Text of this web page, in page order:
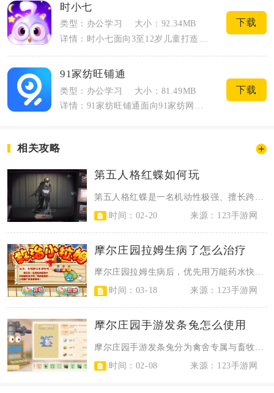
时小七
类型：办公学习
大小：92.34MB
下载
91家纺旺铺通
类型：办公学习
大小：81.49MB
下载
相关攻略
第五人格红蝶如何玩
时间：02-20
来源：123手游网
摩尔庄园拉姆生病了怎么治疗
摩尔庄园拉姆生病后，优先用万能药水快速治愈，黑森林怪病需用对应专属药水，也可...
时间：03-18
来源：123手游网
摩尔庄园手游发条兔怎么使用
时间：02-08
来源：123手游网